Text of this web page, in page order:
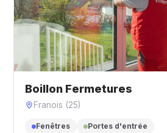
Boillon Fermetures
Franois (25)
Fenêtres
Portes d'entrée